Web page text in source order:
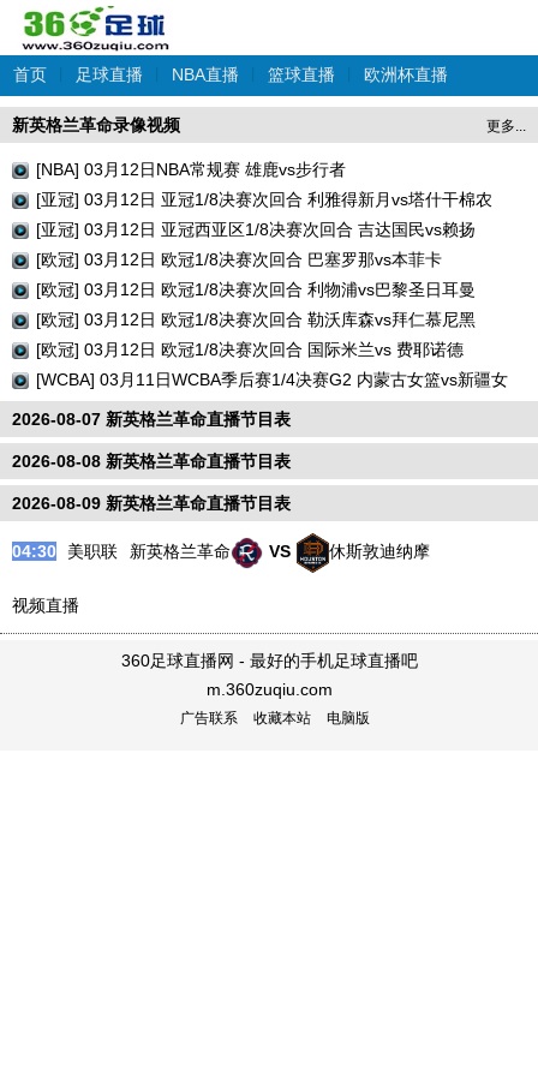
首页 足球直播 NBA直播 篮球直播 欧洲杯直播
更多...
新英格兰革命录像视频
[NBA] 03月12日NBA常规赛 雄鹿vs步行者
[亚冠] 03月12日 亚冠1/8决赛次回合 利雅得新月vs塔什干棉农
[亚冠] 03月12日 亚冠西亚区1/8决赛次回合 吉达国民vs赖扬
[欧冠] 03月12日 欧冠1/8决赛次回合 巴塞罗那vs本菲卡
[欧冠] 03月12日 欧冠1/8决赛次回合 利物浦vs巴黎圣日耳曼
[欧冠] 03月12日 欧冠1/8决赛次回合 勒沃库森vs拜仁慕尼黑
[欧冠] 03月12日 欧冠1/8决赛次回合 国际米兰vs 费耶诺德
[WCBA] 03月11日WCBA季后赛1/4决赛G2 内蒙古女篮vs新疆女
篮
2026-08-07 新英格兰革命直播节目表
2026-08-08 新英格兰革命直播节目表
2026-08-09 新英格兰革命直播节目表
04:30 美职联 新英格兰革命 VS 休斯敦迪纳摩
视频直播
360足球直播网 - 最好的手机足球直播吧
m.360zuqiu.com
广告联系 收藏本站 电脑版